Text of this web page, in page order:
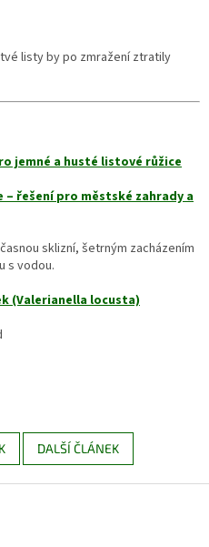
listy by po zmražení ztratily
jemné a husté listové růžice
řešení pro městské zahrady a
sklizní, šetrným zacházením
s vodou.
(Valerianella locusta)
DALŠÍ ČLÁNEK